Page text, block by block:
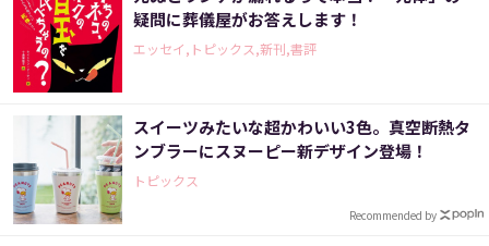
疑問に葬儀屋がお答えします！
エッセイ,トピックス,新刊,書評
スイーツみたいな超かわいい3色。真空断熱タ
ンブラーにスヌーピー新デザイン登場！
トピックス
Recommended by